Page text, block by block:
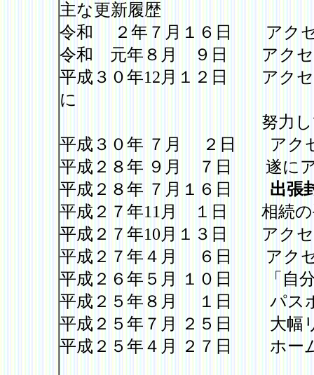
主な更新履歴
令和 ２年７月１６日 アク
令和 元年８月 ９日 アクセ
平成３０年12月１２日 アク
に
努力していき
平成３０年 ７月 ２日 アク
平成２８年 ９月 ７日 遂にア
平成２８年 ７月１６日 出張
平成２７年11月 １日 相続の
平成２７年10月１３日 アク
平成２７年４月 ６日 アク
平成２６年５月 １０日 「自分
平成２５年８月 １日 パスポ
平成２５年７月 ２５日 大幅
平成２５年４月 ２７日 ホー